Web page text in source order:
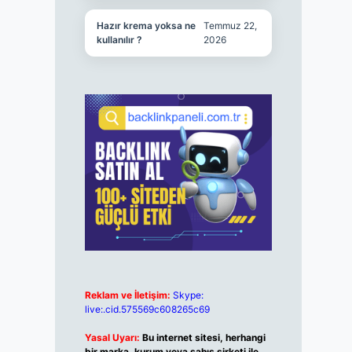
Hazır krema yoksa ne
kullanılır ?
Temmuz 22,
2026
Reklam ve İletişim: Skype:
live:.cid.575569c608265c69
Yasal Uyarı: Bu internet sitesi, herhangi